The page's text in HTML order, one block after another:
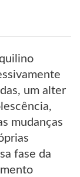
um alter
mudanças
fase da